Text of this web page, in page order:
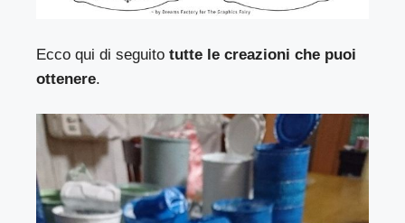
Ecco qui di seguito tutte le creazioni che puoi
ottenere.